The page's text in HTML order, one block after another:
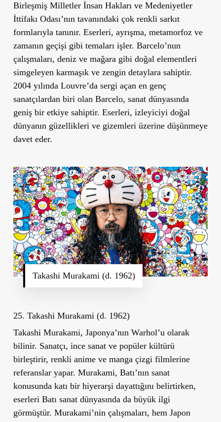
Birleşmiş Milletler İnsan Hakları ve Medeniyetler
İttifakı Odası’nın tavanındaki çok renkli sarkıt
formlarıyla tanınır. Eserleri, ayrışma, metamorfoz ve
zamanın geçişi gibi temaları işler. Barcelo’nun
çalışmaları, deniz ve mağara gibi doğal elementleri
simgeleyen karmaşık ve zengin detaylara sahiptir.
2004 yılında Louvre’da sergi açan en genç
sanatçılardan biri olan Barcelo, sanat dünyasında
geniş bir etkiye sahiptir. Eserleri, izleyiciyi doğal
dünyanın güzellikleri ve gizemleri üzerine düşünmeye
davet eder.
Takashi Murakami (d. 1962)
25. Takashi Murakami (d. 1962)
Takashi Murakami, Japonya’nın Warhol’u olarak
bilinir. Sanatçı, ince sanat ve popüler kültürü
birleştirir, renkli anime ve manga çizgi filmlerine
referanslar yapar. Murakami, Batı’nın sanat
konusunda katı bir hiyerarşi dayattığını belirtirken,
eserleri Batı sanat dünyasında da büyük ilgi
görmüştür. Murakami’nin çalışmaları, hem Japon